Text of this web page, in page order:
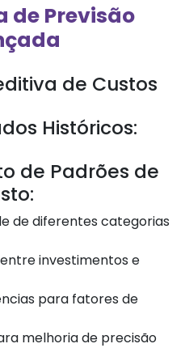
de Previsão
de Custos
Históricos:
de Padrões de
de diferentes categorias
investimentos e
para fatores de
melhoria de precisão